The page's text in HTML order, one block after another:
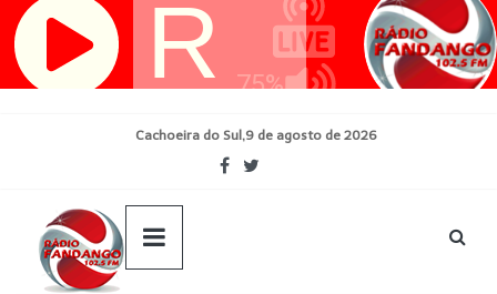
Pular
para
Cachoeira do Sul,9 de agosto de 2026